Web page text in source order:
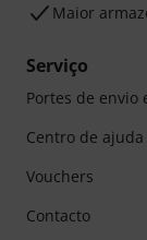
Maior
Serviço
Portes de envio
Centro de ajuda
Vouchers
Contacto